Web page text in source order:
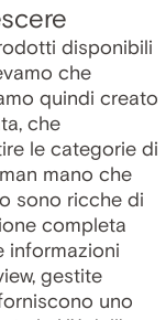
disponibili
che
quindi creato
che
le categorie di
mano che
sono ricche di
completa
informazioni
gestite
uno